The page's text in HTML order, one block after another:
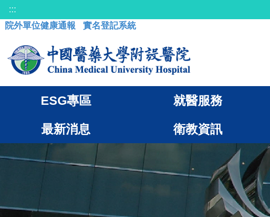
:::
院外單位健康通報
實名登記系統
ESG專區 就醫服務
最新消息 衛教資訊